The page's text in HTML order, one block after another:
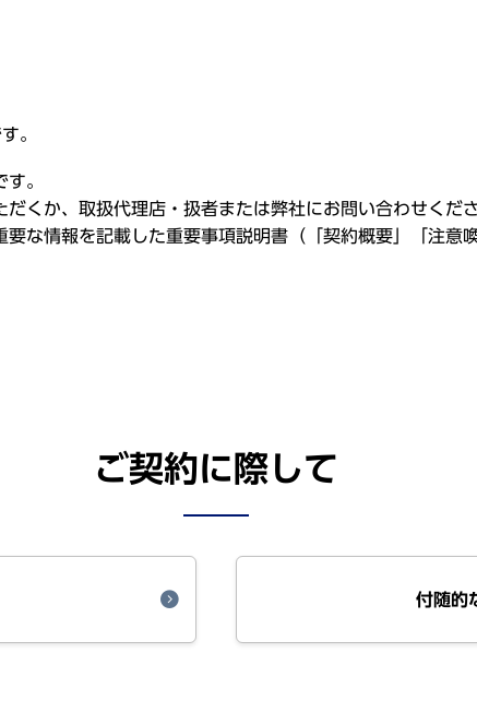
。
。
くか、取扱代理店・扱者または弊社にお問い合わせくださ
な情報を記載した重要事項説明書（「契約概要」「注意
ご契約に際して
付随的